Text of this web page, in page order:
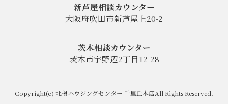
新芦屋相談カウンター
大阪府吹田市新芦屋上20-2
茨木相談カウンター
茨木市宇野辺2丁目12-28
Copyright(c) 北摂ハウジングセンター 千里丘本店All Rights Reserved.